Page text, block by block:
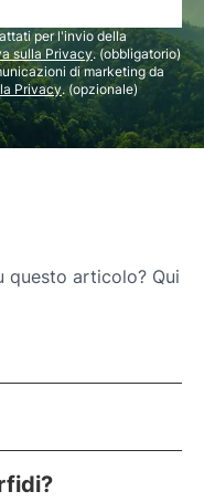
per l'invio della
sulla Privacy. (obbligatorio)
di marketing da
Privacy. (opzionale)
questo articolo? Qui